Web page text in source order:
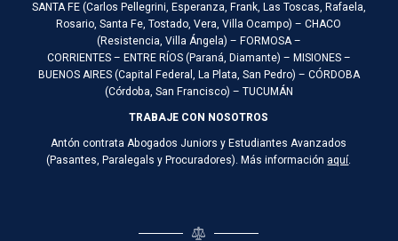
SANTA FE (Carlos Pellegrini, Esperanza, Frank, Las Toscas, Rafaela,
Rosario, Santa Fe, Tostado, Vera, Villa Ocampo) – CHACO
(Resistencia, Villa Ángela) – FORMOSA –
CORRIENTES – ENTRE RÍOS (Paraná, Diamante) – MISIONES –
BUENOS AIRES (Capital Federal, La Plata, San Pedro) – CÓRDOBA
(Córdoba, San Francisco) – TUCUMÁN
TRABAJE CON NOSOTROS
Antón contrata Abogados Juniors y Estudiantes Avanzados
(Pasantes, Paralegals y Procuradores). Más información aquí.